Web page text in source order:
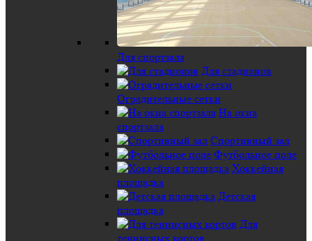
Для спортзала
Для стадионов
Оградительные сетки
На окна
спортзала
Спортивный зал
Футбольное поле
Хоккейная
площадка
Детская
площадка
Для
теннисных кортов